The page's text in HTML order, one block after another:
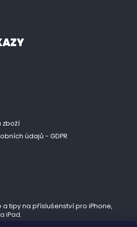
zboží
údajů - GDPR
a tipy na příslušenství pro iPhone,
iPad.